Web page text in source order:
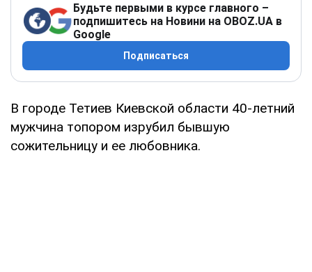
Будьте первыми в курсе главного –
подпишитесь на Новини на OBOZ.UA в
Google
Подписаться
В городе Тетиев Киевской области 40-летний
мужчина топором изрубил бывшую
сожительницу и ее любовника.